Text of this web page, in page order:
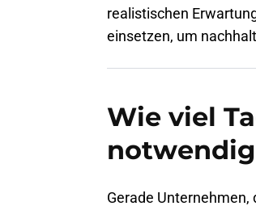
realistischen
einsetzen, um
Wie viel
Gerade